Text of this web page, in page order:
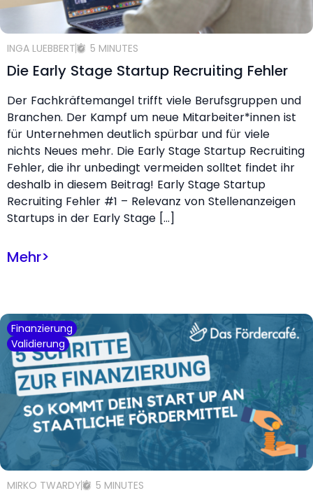
INGA LUEBBERT 5 MINUTES
Die Early Stage Startup Recruiting Fehler
Der Fachkräftemangel trifft viele Berufsgruppen und
Branchen. Der Kampf um neue Mitarbeiter*innen ist
für Unternehmen deutlich spürbar und für viele
nichts Neues mehr. Die Early Stage Startup Recruiting
Fehler, die ihr unbedingt vermeiden solltet findet ihr
deshalb in diesem Beitrag! Early Stage Startup
Recruiting Fehler #1 – Relevanz von Stellenanzeigen
Startups in der Early Stage […]
Mehr>
Finanzierung
Validierung
MIRKO TWARDY 5 MINUTES